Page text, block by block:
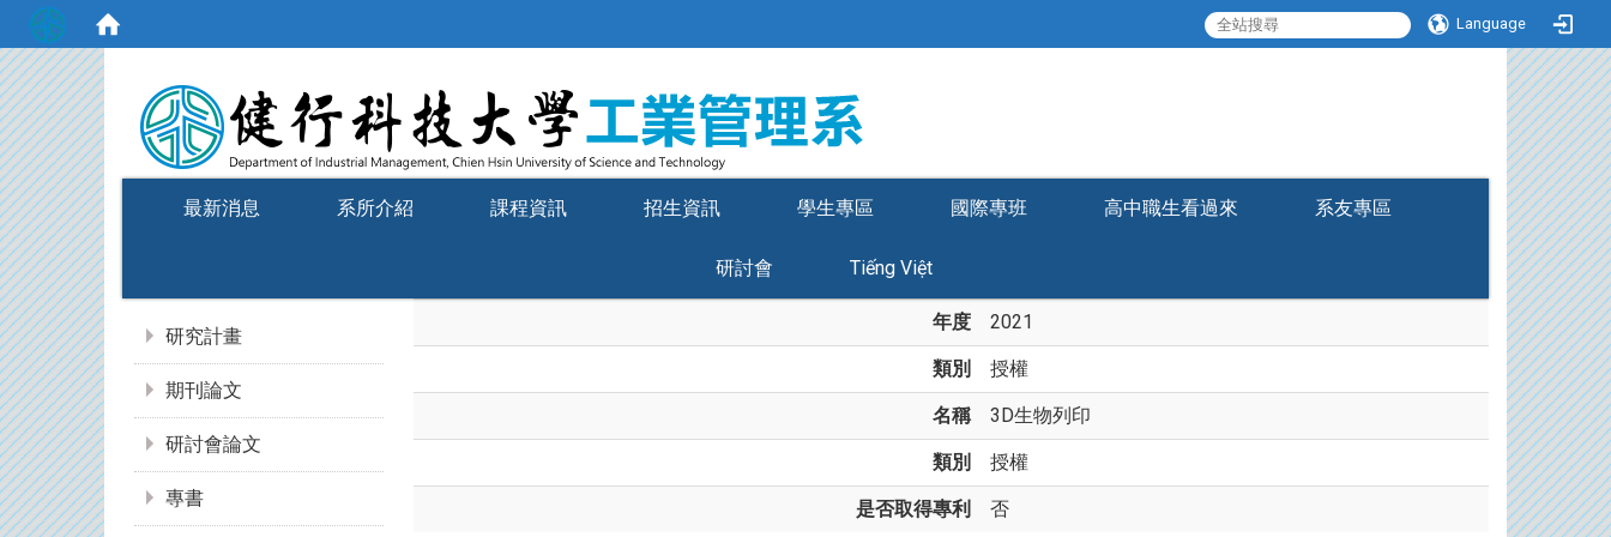
Language
最新消息 系所介紹 課程資訊 招生資訊 學生專區 國際專班 高中職生看過來 系友專區
研討會 Tiếng Việt
研究計畫
期刊論文
研討會論文
專書
年度 2021
類別 授權
名稱 3D生物列印
類別 授權
是否取得專利 否